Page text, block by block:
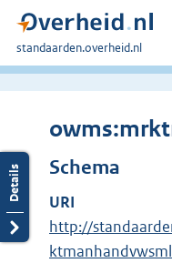
U
bent
standaarden.overheid.nl
Schema
URI
http://